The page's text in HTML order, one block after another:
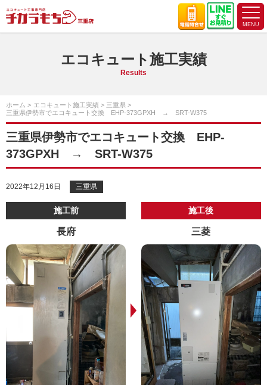
エコキュート施工実績
Results
ホーム エコキュート施工実績
三重県
三重県伊勢市でエコキュート交換 EHP-373GPXH → SRT-W375
三重県伊勢市でエコキュート交換 EHP-
373GPXH → SRT-W375
2022年12月16日 三重県
施工前
長府
施工後
三菱